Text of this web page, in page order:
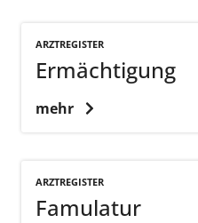
ARZTREGISTER
Ermächtigung
mehr
ARZTREGISTER
Famulatur